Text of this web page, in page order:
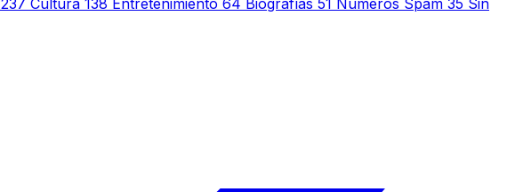
237 Cultura 138 Entretenimiento 64 Biografías 51 Números Spam 35 Sin